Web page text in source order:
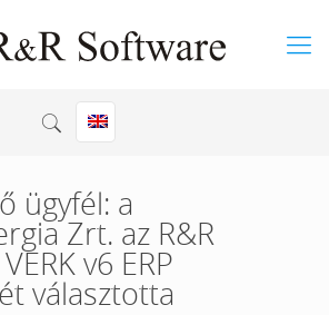
ügyfél: a
Zrt. az R&R
v6 ERP
választotta